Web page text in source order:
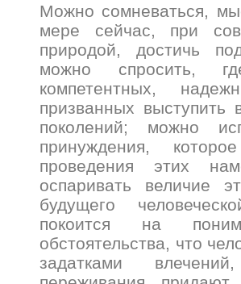
Можно сомневаться,
мере сейчас, при
природой, достичь
можно спросить,
компетентных,
призванных выступить
поколений; можно
принуждения,
проведения этих
оспаривать величие
будущего
покоится на
обстоятельства, что
задатками